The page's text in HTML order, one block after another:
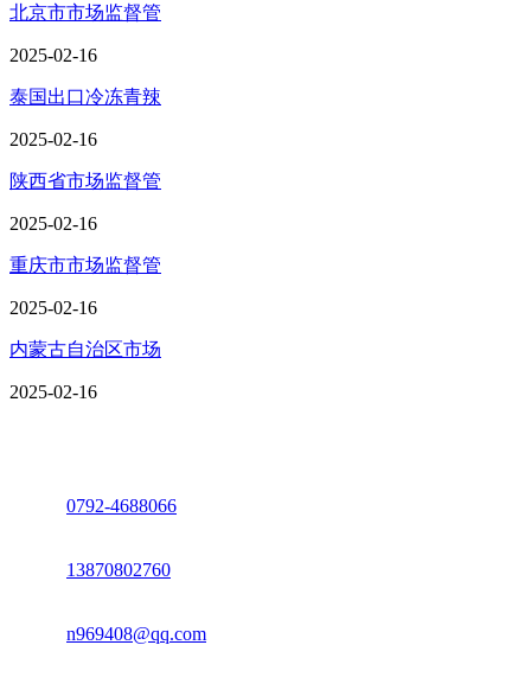
北京市市场监督管
2025-02-16
泰国出口冷冻青辣
2025-02-16
陕西省市场监督管
2025-02-16
重庆市市场监督管
2025-02-16
内蒙古自治区市场
2025-02-16
0792-4688066
13870802760
n969408@qq.com